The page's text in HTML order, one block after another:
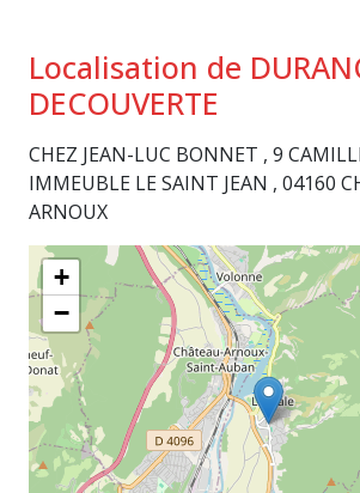
Localisation de
DECOUVERTE
CHEZ JEAN-LUC BONNET , 9
IMMEUBLE LE SAINT JEAN , 04160
ARNOUX
+
−